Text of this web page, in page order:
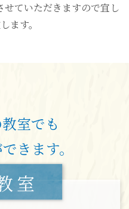
ていただきますので宜し
ます。
室でも
きます。
室